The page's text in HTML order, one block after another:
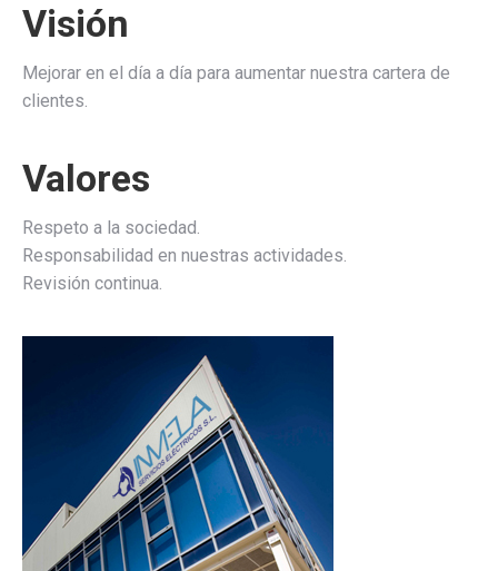
Visión
Mejorar en el día a día para aumentar nuestra cartera de
clientes.
Valores
Respeto a la sociedad.
Responsabilidad en nuestras actividades.
Revisión continua.